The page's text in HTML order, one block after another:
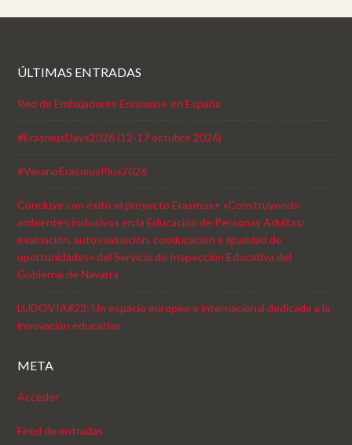
ÚLTIMAS ENTRADAS
Red de Embajadores Erasmus+ en España
#ErasmusDays2026 (12-17 octubre 2026)
#VeranoErasmusPlus2026
Concluye con éxito el proyecto Erasmus+ «Construyendo
ambientes inclusivos en la Educación de Personas Adultas:
evaluación, autoevaluación, coeducación e igualdad de
oportunidades» del Servicio de Inspección Educativa del
Gobierno de Navarra
LUDOVIA#23: Un espacio europeo e internacional dedicado a la
innovación educativa
META
Acceder
Feed de entradas